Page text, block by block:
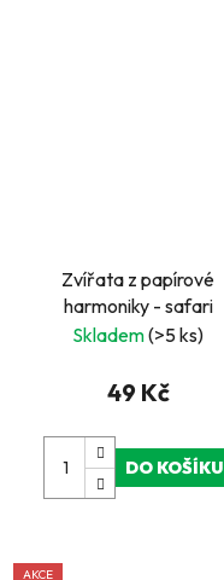
Zvířata z papírové
harmoniky - safari
Skladem(>5 ks)
49 Kč
DO KOŠÍKU
AKCE